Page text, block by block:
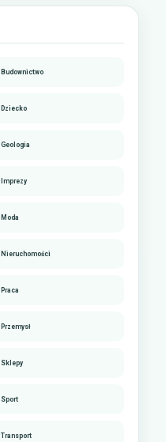
Budownictwo
Dziecko
Geologia
Imprezy
Moda
Nieruchomości
Praca
Przemysł
Sklepy
Sport
Transport